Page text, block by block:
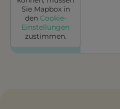
Sie Mapboxin
den Cookie-
Einstellungen
zustimmen.